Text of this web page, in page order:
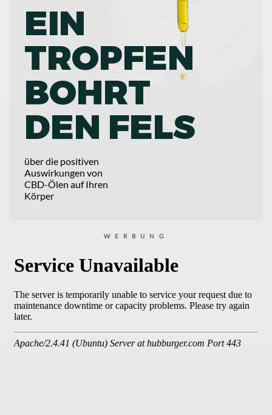
EIN
TROPFEN
BOHRT
DEN FELS
über die positiven
Auswirkungen von
CBD-Ölen auf Ihren
Körper
WERBUNG